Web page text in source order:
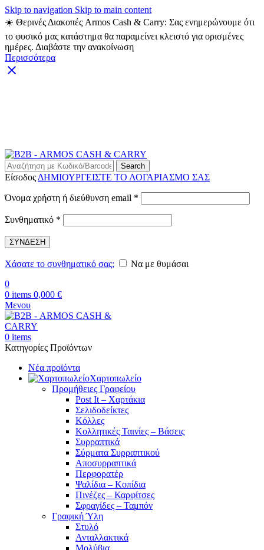
Skip to navigation Skip to main content
☀️ Θερινές Διακοπές Armos Cash & Carry: Σας ενημερώνουμε ότι
το φυσικό μας κατάστημα θα παραμείνει κλειστό για ορισμένες
ημέρες. Διαβάστε την ανακοίνωση
Περισσότερα
Search
Είσοδος ΔΗΜΙΟΥΡΓΕΙΣΤΕ ΤΟ ΛΟΓΑΡΙΑΣΜΟ ΣΑΣ
Όνομα χρήστη ή διεύθυνση email *
Συνθηματικό *
ΣΥΝΔΕΣΗ
Χάσατε το συνθηματικό σας;
Να με θυμάσαι
0
0 items 0,000 €
Μενου
0 items
Κατηγορίες Προϊόντων
Νέα προϊόντα
Χαρτοπωλείο
Προμήθειες Γραφείου
Post It – Χαρτάκια
Σελιδοδείκτες
Κόλλες
Κολλητικές Ταινίες – Βάσεις
Συρραπτικά
Σύρματα Συρραπτικού
Αποσυρραπτικά
Περφορατέρ
Ψαλίδια – Κοπίδια
Πινέζες – Καρφίτσες
Σφραγίδες – Ταμπόν
Γραφική Ύλη
Στυλό
Ανταλλακτικά
Μολύβια